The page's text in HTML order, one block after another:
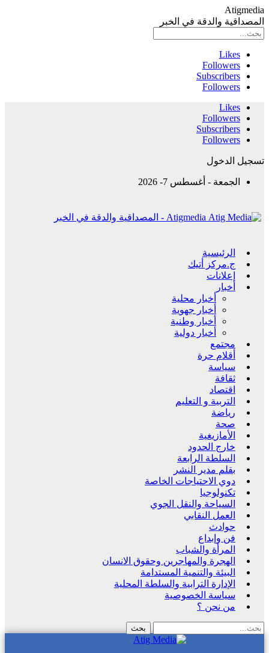
Atigmedia
المصداقية والدقة في الخبر
Likes
Followers
Subscribers
Followers
Likes
Followers
Subscribers
Followers
تسجيل الدخول
الجمعة - أغسطس 7- 2026
Atigmedia - المصداقية والدقة في الخبر
الرئيسية
ج.مركز أتيك
إعلانات
أخبار
أخبار محلية
أخبار جهوية
أخبار وطنية
أخبار دولية
مجتمع
أقلام حرة
سياسة
ثقافة
اقتصاد
التربية و التعليم
رياضة
صحة
الأمازيغية
خارج الحدود
السلطة الرابعة
بقلم مدير النشر
دوي الاحتياجات الخاصة
تكنولوجيا
السياحة والنقل الجوي
العمل النقابي
حوادث
فن وإبداع
المرأة والشباب
الهجرة والمهاجرين وحقوق الانسان
البيئة والتنمية المستدامة
الإدارة الترابية والسلطة المحلية
سياسة الخصوصية
من نحن ؟